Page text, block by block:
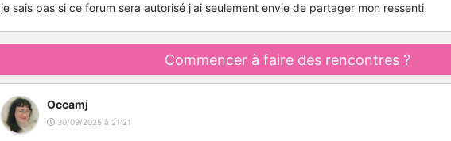
je sais pas si ce forum sera autorisé j'ai seulement envie de partager mon ressenti
Commencer à faire des rencontres ?
Occamj
30/09/2025 à 21:21